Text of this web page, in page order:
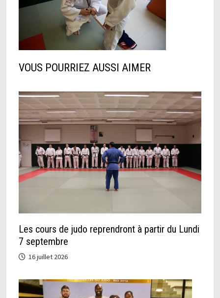
VOUS POURRIEZ AUSSI AIMER
Les cours de judo reprendront à partir du Lundi
7 septembre
16 juillet 2026